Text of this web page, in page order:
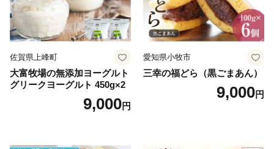
佐賀県上峰町
大富牧場の無添加ヨーグルト
グリークヨーグルト 450g×2
9,000円
愛知県小牧市
三幸の福どら（黒ごまあん）
9,000円